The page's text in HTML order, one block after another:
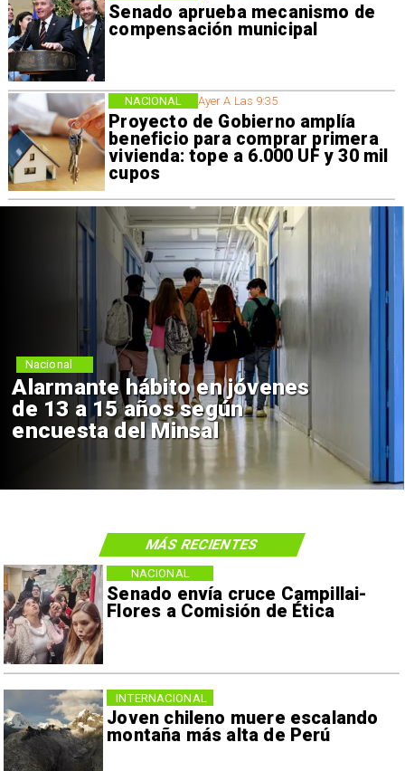
Senado aprueba mecanismo de
compensación municipal
Ayer A Las 9:35
Proyecto de Gobierno amplía
beneficio para comprar primera
vivienda: tope a 6.000 UF y 30 mil
cupos
NACIONAL
Alarmante hábito en jóvenes
de 13 a 15 años según
encuesta del Minsal
Nacional
Senado envía cruce Campillai-
Flores a Comisión de Ética
NACIONAL
Joven chileno muere escalando
montaña más alta de Perú
INTERNACIONAL
MÁS RECIENTES